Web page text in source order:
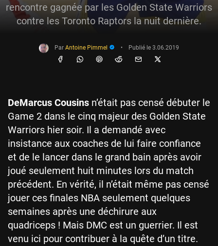
rencontre gagnée par les Golden State Warriors
contre les Toronto Raptors la nuit dernière.
Par Antoine Pimmel • Publié le 3.06.2019
DeMarcus Cousins n’était pas censé débuter le
Game 2 dans le cinq majeur des Golden State
Warriors hier soir. Il a demandé avec
insistance aux coaches de lui faire confiance
et de le lancer dans le grand bain après avoir
joué seulement huit minutes lors du match
précédent. En vérité, il n’était même pas censé
jouer ces finales NBA seulement quelques
semaines après une déchirure aux
quadriceps ! Mais DMC est un guerrier. Il est
venu ici pour contribuer à la quête d’un titre.